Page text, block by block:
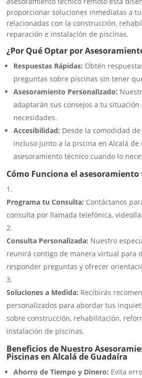
proporcionar soluciones inmediatas a
relacionadas con la construcción,
reparación e instalación de piscinas.
¿Por Qué Optar por
Respuestas Rápidas: Obtén
preguntas sobre piscinas sin tener
Asesoramiento Personalizado:
adaptarán sus consejos a tu situación
necesidades.
Accesibilidad: Desde la comodidad
incluso junto a la piscina en Alcalá de
asesoramiento técnico cuando lo
Cómo Funciona el
Programa tu Consulta: Contáctanos
consulta por llamada telefónica,
Consulta Personalizada: Nuestro
reunirá contigo de manera virtual para
responder preguntas y ofrecer
Soluciones a Medida: Recibirás
personalizados para abordar tus
sobre construcción, rehabilitación,
instalación de piscinas.
Beneficios de Nuestro
Piscinas en Alcalá de Guadaíra
Ahorro de Tiempo y Dinero: Evita